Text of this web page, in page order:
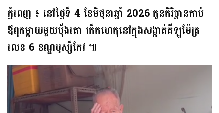
ភ្នំពេញ ៖ នៅថ្ងៃទី 4 ខែមិថុនាឆ្នាំ 2026 កូនតិរិច្ឆានកាប់
ឪពុកម្ដាយមួយបុ័ងតោ កើតហេតុនៅក្នុងសង្កាត់គីឡូម៉ែត្រ
លេខ 6 ខណ្ឌឫស្សីកែវ ៕